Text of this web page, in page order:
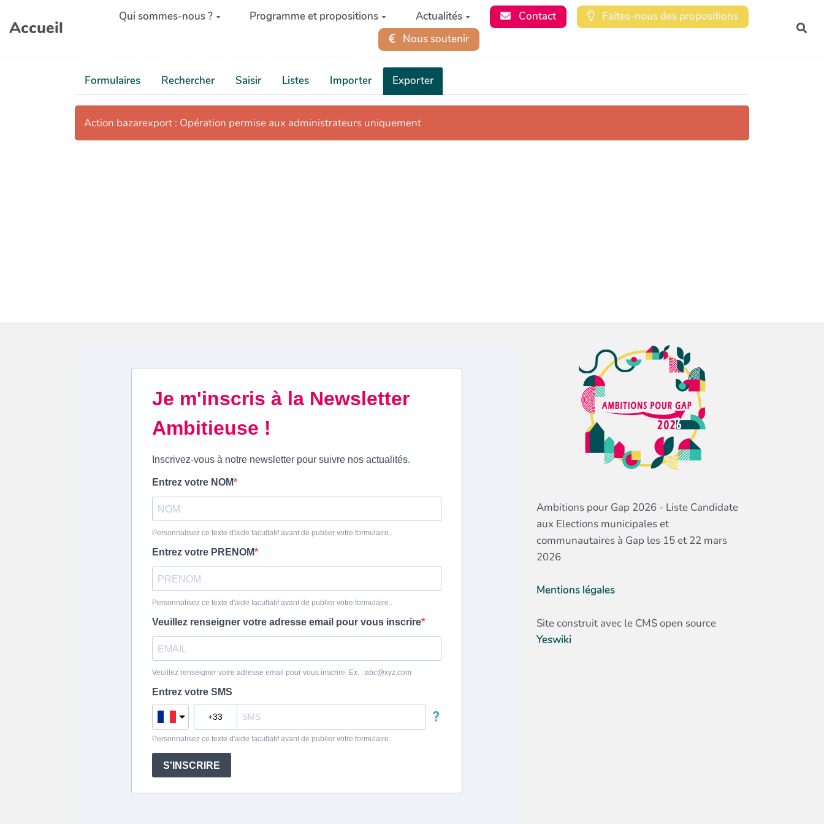
Aller au contenu principal
Accueil
Qui sommes-nous ? Programme et propositions Actualités Contact
Faites-nous des propositions
Nous soutenir
Formulaires Rechercher Saisir Listes Importer Exporter
Action bazarexport : Opération permise aux administrateurs uniquement
Ambitions pour Gap 2026 - Liste Candidate
aux Elections municipales et
communautaires à Gap les 15 et 22 mars
2026
Mentions légales
Site construit avec le CMS open source
Yeswiki